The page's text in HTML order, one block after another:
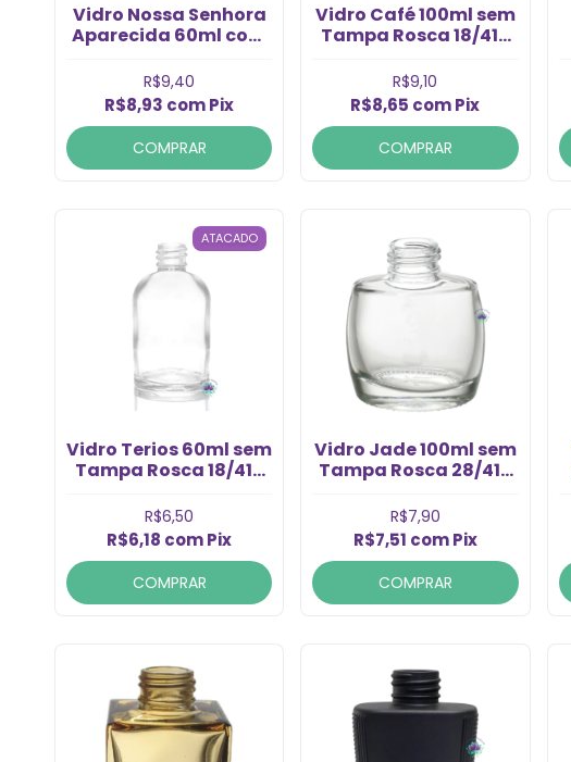
Vidro Nossa Senhora
Aparecida 60ml com
R$9,40
R$8,93 comPix
COMPRAR
Vidro Café 100ml sem
Tampa Rosca 18/415
R$9,10
R$8,65 comPix
COMPRAR
ATACADO
Vidro Terios 60ml sem
Tampa Rosca 18/410
R$6,50
R$6,18 comPix
COMPRAR
Vidro Jade 100ml sem
Tampa Rosca 28/410
R$7,90
R$7,51 comPix
COMPRAR